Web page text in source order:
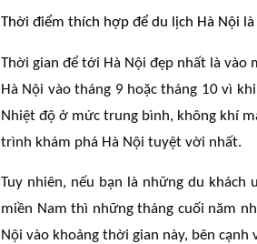
Thời điểm thích hợp để du lịch Hà Nội là
Thời gian để tới Hà Nội đẹp nhất là
Hà Nội vào tháng 9 hoặc tháng 10 vì
Nhiệt độ ở mức trung bình, không khí
trình khám phá Hà Nội tuyệt vời nhất.
Tuy nhiên, nếu bạn là những du
miền Nam thì những tháng cuối năm
Nội vào khoảng thời gian này, bên